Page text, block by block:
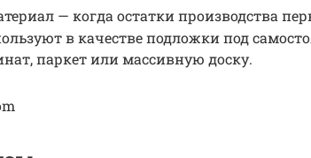
— когда остатки производства
в качестве подложки под
паркет или массивную доску.